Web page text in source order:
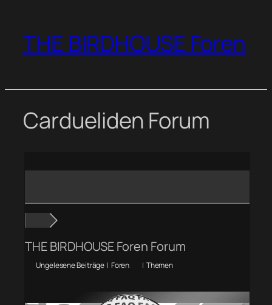
springen
THE BIRDHOUSE Foren
Cardueliden Forum
THE BIRDHOUSE Foren Forum
Ungelesene Beiträge | Foren | Themen